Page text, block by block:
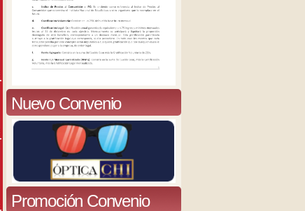
Nuevo Convenio
Promoción Convenio